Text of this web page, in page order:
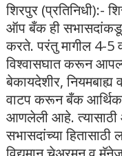
शिरपुर (प्रतिनिधी):-
ऑप बँक ही
करते. परंतु मागील 4-5
विश्वासघात करून
बेकायदेशीर, नियमबाह्य
वाटप करून बँक
आणलेली आहे. त्यासाठी
सभासदांच्या